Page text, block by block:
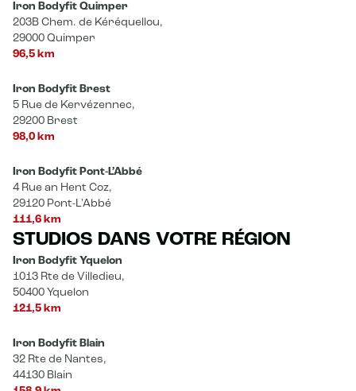
Iron Bodyfit Quimper
203B Chem. de Kéréquellou,
29000 Quimper
96,5 km
Iron Bodyfit Brest
5 Rue de Kervézennec,
29200 Brest
98,0 km
Iron Bodyfit Pont-L’Abbé
4 Rue an Hent Coz,
29120 Pont-L'Abbé
111,6 km
STUDIOS DANS VOTRE RÉGION
Iron Bodyfit Yquelon
1013 Rte de Villedieu,
50400 Yquelon
121,5 km
Iron Bodyfit Blain
32 Rte de Nantes,
44130 Blain